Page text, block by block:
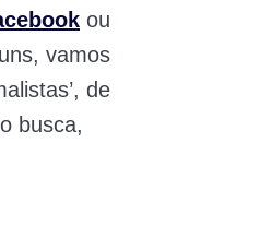
ou
vamos
de
busca,